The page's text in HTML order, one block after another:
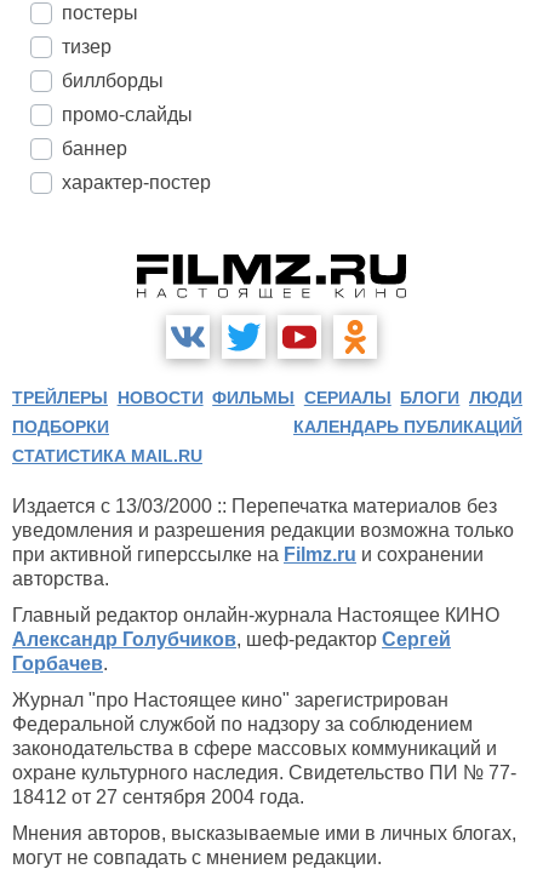
постеры
тизер
биллборды
промо-слайды
баннер
характер-постер
ТРЕЙЛЕРЫ НОВОСТИ ФИЛЬМЫ СЕРИАЛЫ БЛОГИ ЛЮДИ
ПОДБОРКИ
КАЛЕНДАРЬ ПУБЛИКАЦИЙ
СТАТИСТИКА MAIL.RU
Издается с 13/03/2000 :: Перепечатка материалов без
уведомления и разрешения редакции возможна только
при активной гиперссылке на Filmz.ru и сохранении
авторства.
Главный редактор онлайн-журнала Настоящее КИНО
Александр Голубчиков, шеф-редактор Сергей
Горбачев.
Журнал "про Настоящее кино" зарегистрирован
Федеральной службой по надзору за соблюдением
законодательства в сфере массовых коммуникаций и
охране культурного наследия. Свидетельство ПИ № 77-
18412 от 27 сентября 2004 года.
Мнения авторов, высказываемые ими в личных блогах,
могут не совпадать с мнением редакции.